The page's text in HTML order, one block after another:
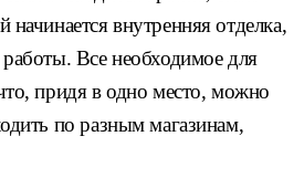
внутренняя отделка,
Все необходимое для
придя в одно место, можно
по разным магазинам,